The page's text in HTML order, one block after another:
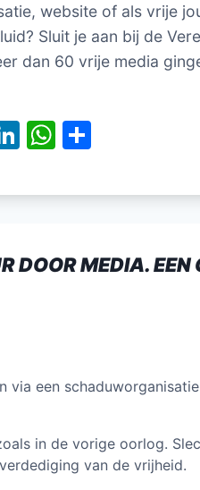
website of als vrije
Sluit je aan bij de
dan 60 vrije media
Li
k
dI
n
W
at
A
p
e
DOOR MEDIA. EEN
via een
in de vorige oorlog.
van de vrijheid.